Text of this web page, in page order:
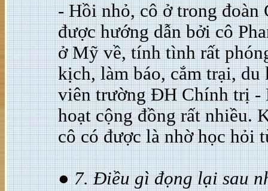
- Hồi nhỏ, cô ở trong
được hướng dẫn bởi cô
ở Mỹ về, tính tình rất
kịch, làm báo, cắm trại,
viên trường ĐH Chính trị -
hoạt cộng đồng rất nhiều.
cô có được là nhờ học hỏi
● 7. Điều gì đọng lại sau